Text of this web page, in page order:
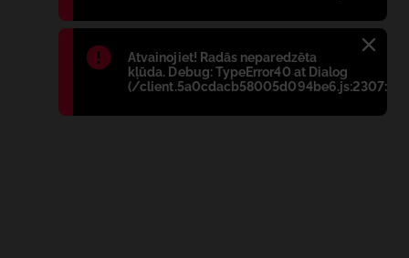
Błąd:
Atvainojiet! Radās neparedzēta
kļūda. Debug: TypeError40 at Dialog
(/